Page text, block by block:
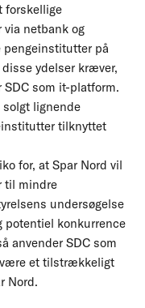
forskellige
netbank og
pengeinstitutter på
ydelser kræver,
som it-platform.
solgt lignende
tilknyttet
for, at Spar Nord vil
til mindre
undersøgelse
potentiel konkurrence
anvender SDC som
være et tilstrækkeligt
Nord.